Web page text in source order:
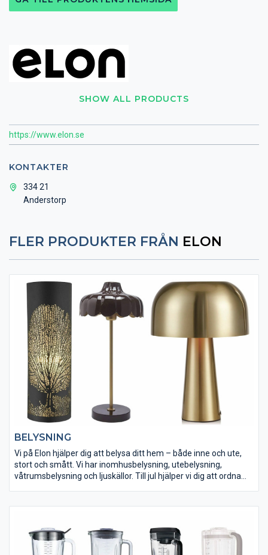
SHOW ALL PRODUCTS
https://www.elon.se
KONTAKTER
334 21
Anderstorp
FLER PRODUKTER FRÅN ELON
BELYSNING
Vi på Elon hjälper dig att belysa ditt hem – både inne och ute,
stort och smått. Vi har inomhusbelysning, utebelysning,
våtrumsbelysning och ljuskällor. Till jul hjälper vi dig att ordna